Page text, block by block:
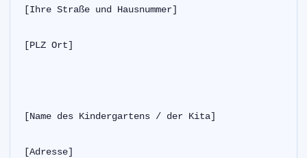
[Ihre Straße und Hausnummer]
[PLZ Ort]
[Name des Kindergartens / der Kita]
[Adresse]